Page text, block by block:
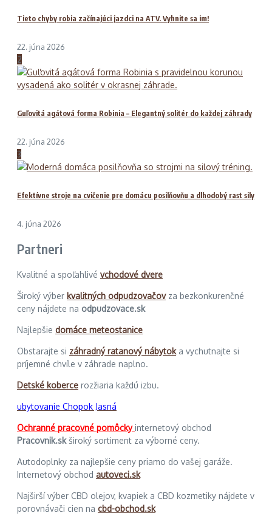
Tieto chyby robia začínajúci jazdci na ATV. Vyhnite sa im!
22. júna 2026
2
Guľovitá agátová forma Robinia – Elegantný solitér do každej záhrady
22. júna 2026
3
Efektívne stroje na cvičenie pre domácu posilňovňu a dlhodobý rast sily
4. júna 2026
Partneri
Kvalitné a spoľahlivé vchodové dvere
Široký výber kvalitných odpudzovačovza bezkonkurenčné
ceny nájdete na odpudzovace.sk
Najlepšie domáce meteostanice
Obstarajte si záhradný ratanový nábytoka vychutnajte si
príjemné chvíle v záhrade naplno.
Detské koberce rozžiaria každú izbu.
ubytovanie Chopok Jasná
Ochranné pracovné pomôckyinternetový obchod
Pracovnik.skširoký sortiment za výborné ceny.
Autodoplnky za najlepšie ceny priamo do vašej garáže.
Internetový obchod autoveci.sk
Najširší výber CBD olejov, kvapiek a CBD kozmetiky nájdete v
porovnávači cien na cbd-obchod.sk